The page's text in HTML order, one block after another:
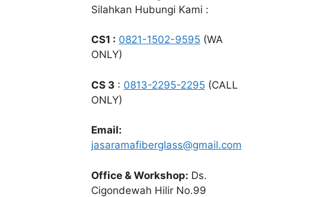
Silahkan Hubungi Kami :
CS1 : 0821-1502-9595 (WA
ONLY)
CS 3 : 0813-2295-2295 (CALL
ONLY)
Email:
jasaramafiberglass@gmail.com
Office & Workshop: Ds.
Cigondewah Hilir No.99